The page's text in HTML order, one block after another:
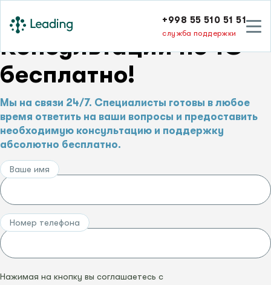
+998 55 510 51 51
служба поддержки
Консультации по 1С –
бесплатно!
Мы на связи 24/7. Специалисты готовы в любое
время ответить на ваши вопросы и предоставить
необходимую консультацию и поддержку
абсолютно бесплатно.
Ваше имя
Номер телефона
Нажимая на кнопку вы соглашаетесь с